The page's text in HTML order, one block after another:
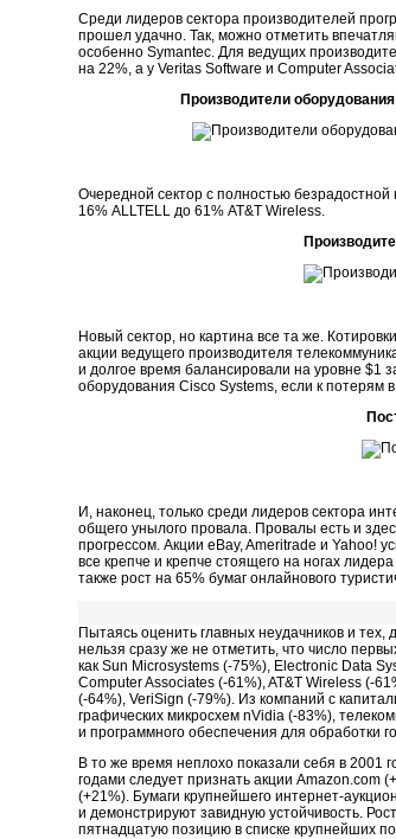
Среди лидеров сектора производителей
прошел удачно. Так, можно отметить
особенно Symantec. Для ведущих
на 22%, а у Veritas Software и Computer
Производители
Очередной сектор с полностью
16% ALLTELL до 61% AT&T Wireless.
Новый сектор, но картина все та же.
акции ведущего производителя
и долгое время балансировали на уровне $1
оборудования Cisco Systems, если к
И, наконец, только среди лидеров сектора
общего унылого провала. Провалы есть и
прогрессом. Акции eBay, Ameritrade и Yahoo!
все крепче и крепче стоящего на ногах
также рост на 65% бумаг онлайнового
Пытаясь оценить главных неудачников и
нельзя сразу же не отметить, что число
как Sun Microsystems (-75%), Electronic Data
Computer Associates (-61%), AT&T Wireless (-
(-64%), VeriSign (-79%). Из компаний с
графических микросхем nVidia (-83%),
и программного обеспечения для обработки
В то же время неплохо показали себя в 2001
годами следует признать акции Amazon.com
(+21%). Бумаги крупнейшего интернет-
и демонстрируют завидную устойчивость.
пятнадцатую позицию в списке крупнейших